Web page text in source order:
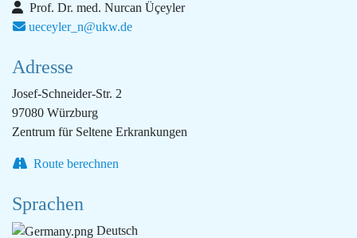
Prof. Dr. med. Nurcan Üçeyler
ueceyler_n@ukw.de
Adresse
Josef-Schneider-Str. 2
97080 Würzburg
Zentrum für Seltene Erkrankungen
Route berechnen
Sprachen
Deutsch